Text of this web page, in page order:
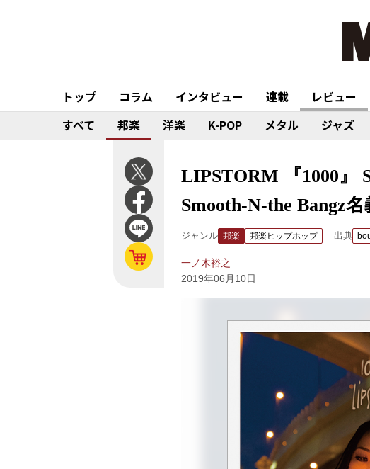
トップ コラム インタビュー 連載 レビュー
すべて
邦楽 洋楽 K-POP メタル ジャズ
LIPSTORM 『1000』
Smooth-N-the Bangz
ジャンル 邦楽 邦楽ヒップホップ 出典
一ノ木裕之
2019年06月10日